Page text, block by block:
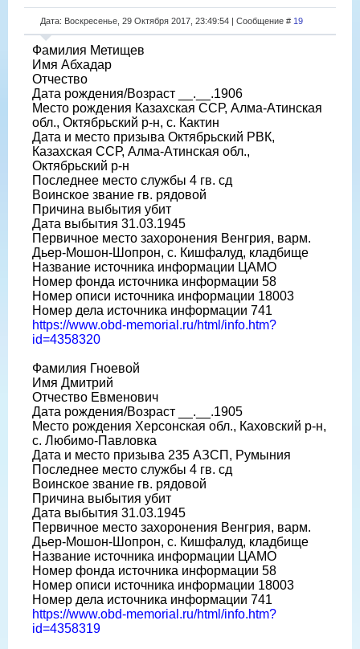
Дата: Воскресенье, 29 Октября 2017, 23:49:54 | Сообщение # 19
Фамилия Метищев
Имя Абхадар
Отчество
Дата рождения/Возраст __.__.1906
Место рождения Казахская ССР, Алма-Атинская
обл., Октябрьский р-н, с. Кактин
Дата и место призыва Октябрьский РВК,
Казахская ССР, Алма-Атинская обл.,
Октябрьский р-н
Последнее место службы 4 гв. сд
Воинское звание гв. рядовой
Причина выбытия убит
Дата выбытия 31.03.1945
Первичное место захоронения Венгрия, варм.
Дьер-Мошон-Шопрон, с. Кишфалуд, кладбище
Название источника информации ЦАМО
Номер фонда источника информации 58
Номер описи источника информации 18003
Номер дела источника информации 741
https://www.obd-memorial.ru/html/info.htm?
id=4358320
Фамилия Гноевой
Имя Дмитрий
Отчество Евменович
Дата рождения/Возраст __.__.1905
Место рождения Херсонская обл., Каховский р-н,
с. Любимо-Павловка
Дата и место призыва 235 АЗСП, Румыния
Последнее место службы 4 гв. сд
Воинское звание гв. рядовой
Причина выбытия убит
Дата выбытия 31.03.1945
Первичное место захоронения Венгрия, варм.
Дьер-Мошон-Шопрон, с. Кишфалуд, кладбище
Название источника информации ЦАМО
Номер фонда источника информации 58
Номер описи источника информации 18003
Номер дела источника информации 741
https://www.obd-memorial.ru/html/info.htm?
id=4358319